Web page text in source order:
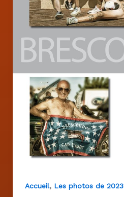
Accueil, Les photos de 2023